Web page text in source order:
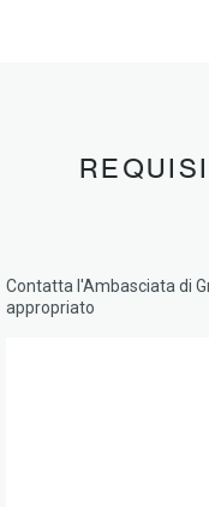
Contatta l'Ambasciata di
appropriato